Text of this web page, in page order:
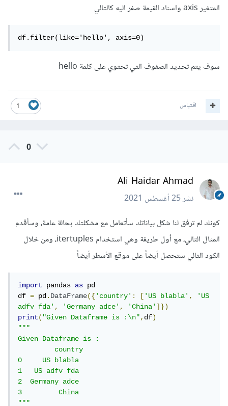
المتغير axis واسناد القيمة صفر اليه كالتالي
df.filter(like='hello', axis=0)
سوف يتم تحديد الصفوف التي تحتوي على كلمة hello
1 اقتباس
0
Ali Haidar Ahmad
نشر25 أغسطس 2021
كونك لم ترفق لنا شكل بياناتك سأتعامل مع مشكلتك بحالة عامة، وسأقدم
المثال التالي، مع أول طريقة وهي استخدام itertuples، ومن خلال
الكود التالي ستحصل أيضاً على موقع الأسطر أيضاً
import pandas as pd
df = pd.DataFrame({'country': ['US blabla',
'US
adfv fda', 'Germany adce', 'China']})
print("Given Dataframe is :\n",df)
"""
Given Dataframe is :
         country
0     US blabla
1   US adfv fda
2  Germany adce
3         China
"""